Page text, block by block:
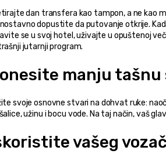
dan transfera kao tampon, a ne kao
dopustite da putovanje otkrije.
se u svoj hotel, uživajte u opuštenoj
jutarnji program.
manju
svoje osnovne stvari na dohvat ruke:
užinu i bocu vode. Na taj način, vaš
vašeg